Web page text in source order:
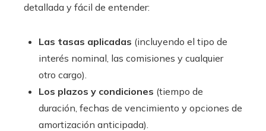
detallada y fácil de entender:
Las tasas aplicadas (incluyendo el tipo de
interés nominal, las comisiones y cualquier
otro cargo).
Los plazos y condiciones (tiempo de
duración, fechas de vencimiento y opciones de
amortización anticipada).